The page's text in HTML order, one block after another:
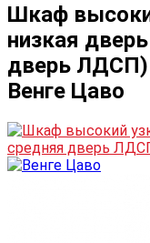
Шкаф
низкая
дверь ЛДСП)
Венге Цаво